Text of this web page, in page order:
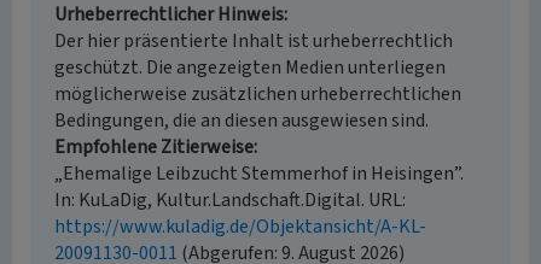
Urheberrechtlicher Hinweis
Der hier präsentierte Inhalt ist urheberrechtlich
geschützt. Die angezeigten Medien unterliegen
möglicherweise zusätzlichen urheberrechtlichen
Bedingungen, die an diesen ausgewiesen sind.
Empfohlene Zitierweise
„Ehemalige Leibzucht Stemmerhof in Heisingen”.
In: KuLaDig, Kultur.Landschaft.Digital. URL:
https://www.kuladig.de/Objektansicht/A-KL-
20091130-0011 (Abgerufen: 9. August 2026)